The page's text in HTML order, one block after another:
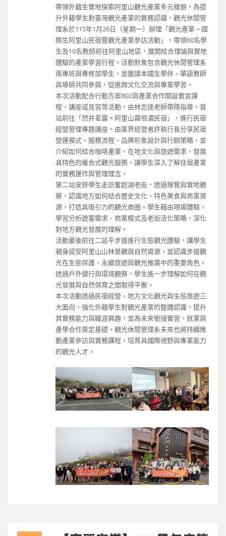
帶領外籍生實地探索阿里山觀光產業多元樣貌，為提
升外籍學生對臺灣觀光產業的實務認識，觀光休閒管
理系於115年1月26日（星期一）辦理「觀光產業－國
際生阿里山民宿暨觀光產業參訪活動」，帶領60名學
生及10名教師前往阿里山地區，展開結合理論與實地
體驗的產業學習行程。活動對象包含觀光休閒管理系
南專班與專修部學生，並邀請本國生學伴、華語教師
與導師共同參與，促進跨文化交流與專業學習。
本次活動配合行動方案B02與產業合作開設實習課
程、講座或見習等活動，由林志達老師帶隊指導，首
站前往「然井茗露 × 阿里山霧很濃民宿」，進行民宿
經營管理專題講座。由業界經營者許執行長分享民宿
營運模式、服務流程、品牌形象設計與行銷策略，並
介紹如何結合咖啡產業、在地文化與旅遊需求，發展
具特色的複合式觀光服務，讓學生深入了解住宿產業
的實務運作與管理理念。
第二站安排學生走訪奮起湖老街，透過導覽與實地觀
察，認識地方如何結合歷史文化、特色美食與商業資
源，打造具吸引力的觀光商圈。學生藉由現場體驗，
學習分析遊客需求、商業模式及老街活化策略，深化
對地方觀光發展的理解。
活動最後前往二延平步道進行生態觀光體驗，讓學生
親身感受阿里山山林景觀與自然資源，並認識步道觀
光在生態保護、永續旅遊與觀光推廣中的重要角色。
透過戶外健行與環境觀察，學生進一步理解如何在觀
光發展與自然保育之間取得平衡。
本次活動透過民宿經營、地方文化觀光與生態旅遊三
大面向，強化外籍學生對觀光產業的整體認識，提升
其實務能力與職涯興趣，並為未來銜接實習、就業與
產學合作奠定基礎。觀光休閒管理系未來也將持續推
動產業參訪與實務課程，培育具國際視野與專業能力
的觀光人才。